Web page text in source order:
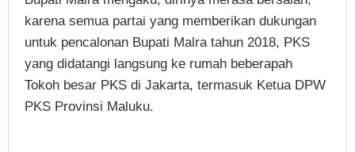
karena semua partai yang memberikan dukungan
untuk pencalonan Bupati Malra tahun 2018, PKS
yang didatangi langsung ke rumah beberapah
Tokoh besar PKS di Jakarta, termasuk Ketua DPW
PKS Provinsi Maluku.